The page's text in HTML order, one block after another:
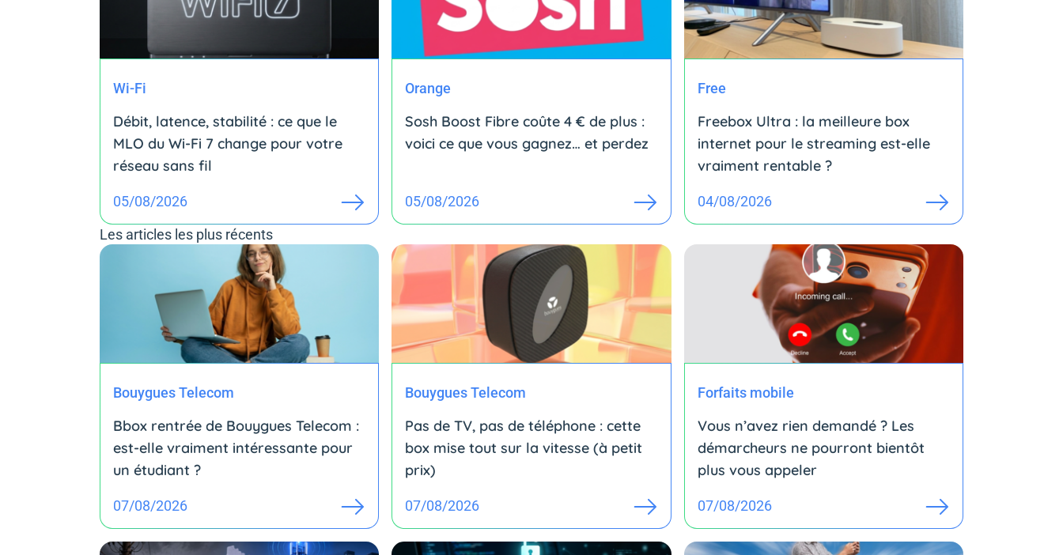
Wi-Fi
Débit, latence, stabilité : ce que le
MLO du Wi-Fi 7 change pour votre
réseau sans fil
05/08/2026
Orange
Sosh Boost Fibre coûte 4 € de plus :
voici ce que vous gagnez… et perdez
05/08/2026
Free
Freebox Ultra : la meilleure box
internet pour le streaming est-elle
vraiment rentable ?
04/08/2026
Les articles les plus récents
Bouygues Telecom
Bbox rentrée de Bouygues Telecom :
est-elle vraiment intéressante pour
un étudiant ?
07/08/2026
Bouygues Telecom
Pas de TV, pas de téléphone : cette
box mise tout sur la vitesse (à petit
prix)
07/08/2026
Forfaits mobile
Vous n’avez rien demandé ? Les
démarcheurs ne pourront bientôt
plus vous appeler
07/08/2026